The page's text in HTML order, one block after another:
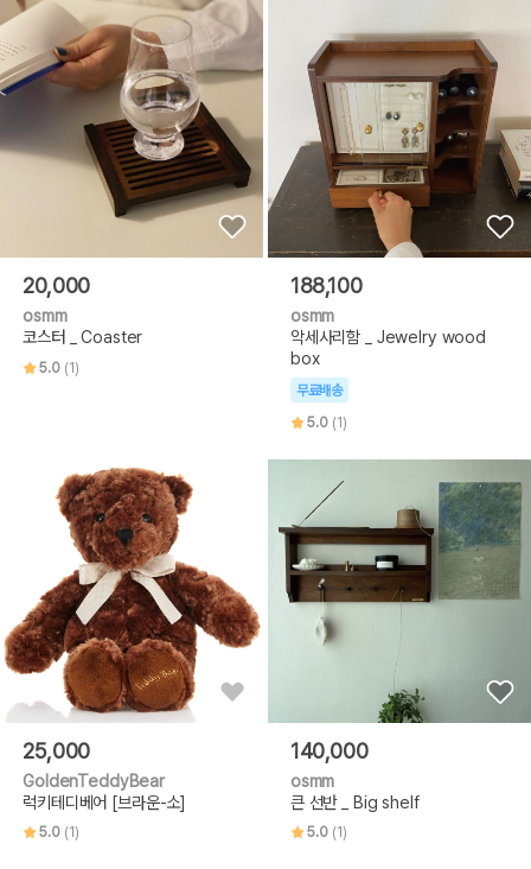
20,000
osmm
코스터 _ Coaster
5.0 (1)
188,100
osmm
악세사리함 _ Jewelry wood
box
무료배송
5.0 (1)
25,000
GoldenTeddyBear
럭키테디베어 [브라운-소]
5.0 (1)
140,000
osmm
큰 선반 _ Big shelf
5.0 (1)